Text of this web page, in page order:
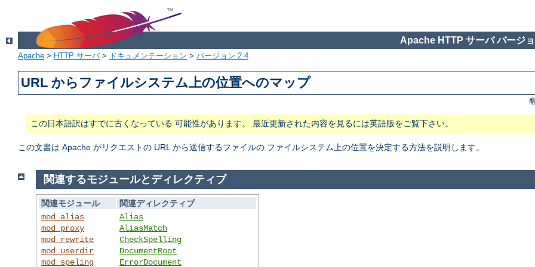
Apache HTTP サーバ バージ
Apache > HTTP サーバ> ドキュメンテーション > バージョン 2.4
URL からファイルシステム上の位置へのマップ
この日本語訳はすでに古くなっている 可能性があります。 最近更新された内容を見るには英語版をご覧下さい。
この文書は Apache がリクエストの URL から送信するファイルの ファイルシステム上の位置を決定する方法を説明します。
関連するモジュールとディレクティブ
関連モジュール
関連ディレクティブ
mod_alias
mod_proxy
mod_rewrite
mod_userdir
mod_speling
Alias
AliasMatch
CheckSpelling
DocumentRoot
ErrorDocument